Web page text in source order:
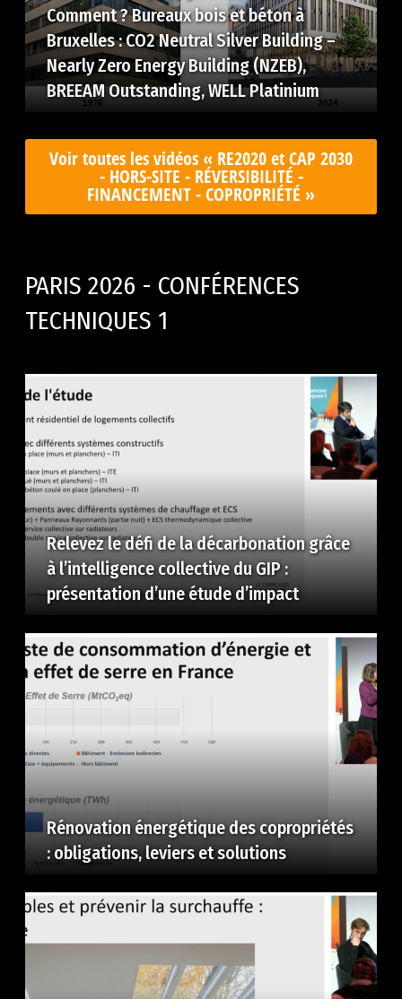
Comment ? Bureaux bois et béton à
Bruxelles : CO2 Neutral Silver Building –
Nearly Zero Energy Building (NZEB),
BREEAM Outstanding, WELL Platinium
Voir toutes les vidéos « RE2020 et CAP 2030
- HORS-SITE - RÉVERSIBILITÉ -
FINANCEMENT - COPROPRIÉTÉ »
PARIS 2026 - CONFÉRENCES
TECHNIQUES 1
Relevez le défi de la décarbonation grâce
à l’intelligence collective du GIP :
présentation d’une étude d’impact
Rénovation énergétique des copropriétés
: obligations, leviers et solutions